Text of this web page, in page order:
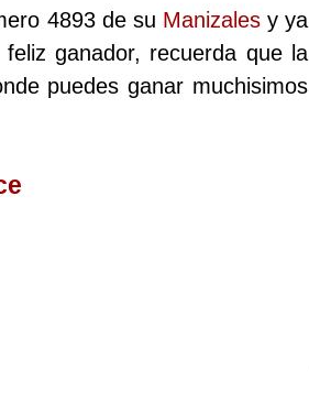
4893 de su Manizalesy ya
ganador, recuerda que la
puedes ganar muchisimos